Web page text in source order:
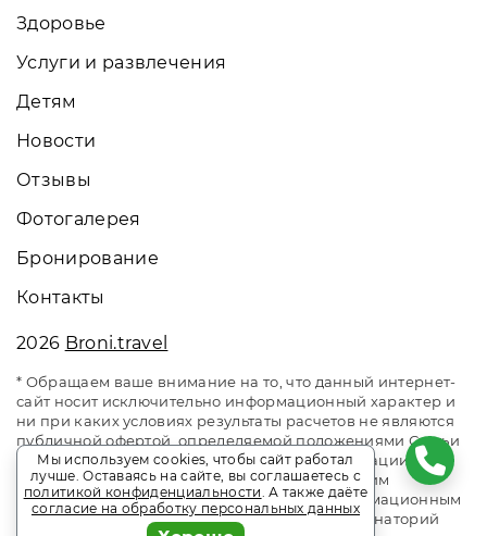
Здоровье
Услуги и развлечения
Детям
Новости
Отзывы
Фотогалерея
Бронирование
Контакты
2026 Broni.travel
* Обращаем ваше внимание на то, что данный интернет-
сайт носит исключительно информационный характер и
ни при каких условиях результаты расчетов не являются
публичной офертой, определяемой положениями Статьи
437 Гражданского кодекса Российской Федерации. За
окончательным расчетом обращайтесь к нашим
менеджерам. Данный ресурс является информационным
сайтом сервиса бронирования Broni.travel. Санаторий
Мы используем cookies, чтобы сайт работал
лучше. Оставаясь на сайте, вы соглашаетесь с
политикой конфиденциальности. А также даёте
согласие на обработку персональных данных